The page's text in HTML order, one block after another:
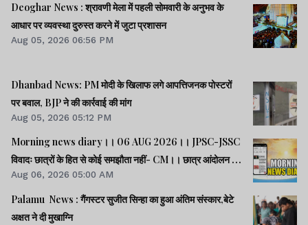
Deoghar News : श्रावणी मेला में पहली सोमवारी के अनुभव के
आधार पर व्यवस्था दुरुस्त करने में जुटा प्रशासन
Aug 05, 2026 06:56 PM
Dhanbad News: PM मोदी के खिलाफ लगे आपत्तिजनक पोस्टरों
पर बवाल, BJP ने की कार्रवाई की मांग
Aug 05, 2026 05:12 PM
Morning news diary।। 06 AUG 2026।। JPSC-JSSC
विवादः छात्रों के हित से कोई समझौता नहीं- CM।। छात्र आंदोलन के
समर्थन में झारखंड आएंगे अभिजीत दीपके।। जब तक अमित शाह सदन
में जवाब नहीं देते, चर्चा नहीं होगीः राहुल।। समेत कई खबरें व वीडियो.
Aug 06, 2026 05:00 AM
Palamu News : गैंगस्टर सुजीत सिन्हा का हुआ अंतिम संस्कार,बेटे
अक्षत ने दी मुखाग्नि